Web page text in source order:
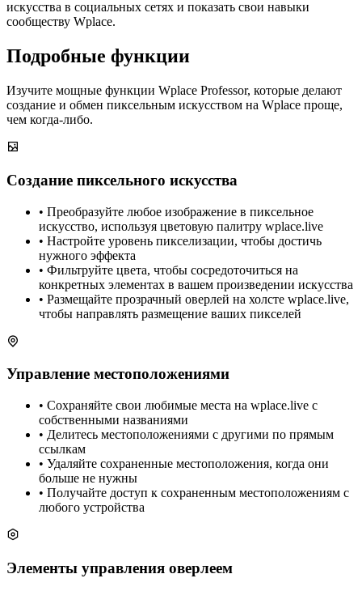
искусства в социальных сетях и показать свои навыки
сообществу Wplace.
Подробные функции
Изучите мощные функции Wplace Professor, которые делают
создание и обмен пиксельным искусством на Wplace проще,
чем когда-либо.
Создание пиксельного искусства
• Преобразуйте любое изображение в пиксельное
искусство, используя цветовую палитру wplace.live
• Настройте уровень пикселизации, чтобы достичь
нужного эффекта
• Фильтруйте цвета, чтобы сосредоточиться на
конкретных элементах в вашем произведении искусства
• Размещайте прозрачный оверлей на холсте wplace.live,
чтобы направлять размещение ваших пикселей
Управление местоположениями
• Сохраняйте свои любимые места на wplace.live с
собственными названиями
• Делитесь местоположениями с другими по прямым
ссылкам
• Удаляйте сохраненные местоположения, когда они
больше не нужны
• Получайте доступ к сохраненным местоположениям с
любого устройства
Элементы управления оверлеем